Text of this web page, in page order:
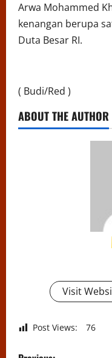
Arwa Mohammed
kenangan berupa
Duta Besar RI.
( Budi/Red )
ABOUT THE AUTHOR
Visit
Post Views: 76